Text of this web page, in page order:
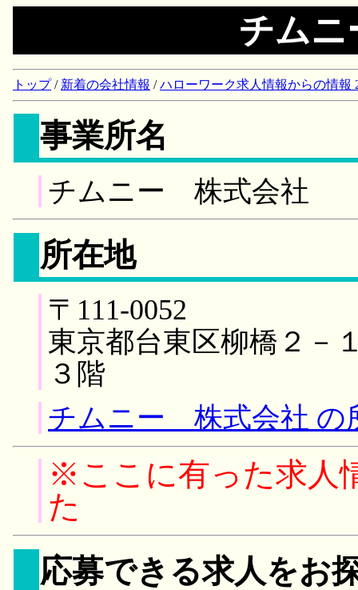
チム
トップ/ 新着の会社情報 /ハローワーク求人情報からの情報
事業所名
チムニー 株式会社
所在地
〒111-0052
東京都台東区柳橋２－
３階
チムニー 株式会社 の
※ここに有った求人
た
応募できる求人をお